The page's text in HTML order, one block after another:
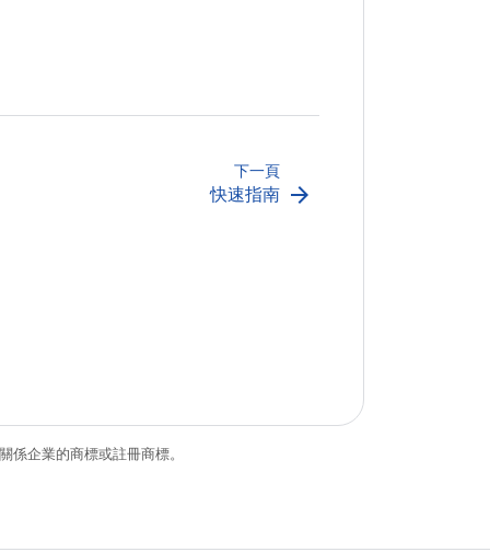
下一頁
快速指南 arrow_forward
企業的商標或註冊商標。